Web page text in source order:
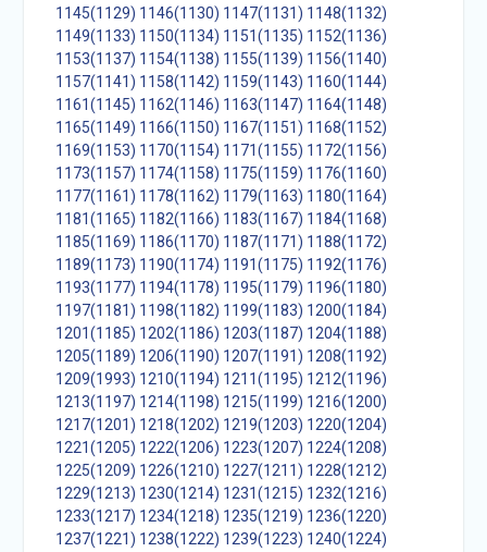
1145(1129) 1146(1130) 1147(1131) 1148(1132)
1149(1133) 1150(1134) 1151(1135) 1152(1136)
1153(1137) 1154(1138) 1155(1139) 1156(1140)
1157(1141) 1158(1142) 1159(1143) 1160(1144)
1161(1145) 1162(1146) 1163(1147) 1164(1148)
1165(1149) 1166(1150) 1167(1151) 1168(1152)
1169(1153) 1170(1154) 1171(1155) 1172(1156)
1173(1157) 1174(1158) 1175(1159) 1176(1160)
1177(1161) 1178(1162) 1179(1163) 1180(1164)
1181(1165) 1182(1166) 1183(1167) 1184(1168)
1185(1169) 1186(1170) 1187(1171) 1188(1172)
1189(1173) 1190(1174) 1191(1175) 1192(1176)
1193(1177) 1194(1178) 1195(1179) 1196(1180)
1197(1181) 1198(1182) 1199(1183) 1200(1184)
1201(1185) 1202(1186) 1203(1187) 1204(1188)
1205(1189) 1206(1190) 1207(1191) 1208(1192)
1209(1993) 1210(1194) 1211(1195) 1212(1196)
1213(1197) 1214(1198) 1215(1199) 1216(1200)
1217(1201) 1218(1202) 1219(1203) 1220(1204)
1221(1205) 1222(1206) 1223(1207) 1224(1208)
1225(1209) 1226(1210) 1227(1211) 1228(1212)
1229(1213) 1230(1214) 1231(1215) 1232(1216)
1233(1217) 1234(1218) 1235(1219) 1236(1220)
1237(1221) 1238(1222) 1239(1223) 1240(1224)